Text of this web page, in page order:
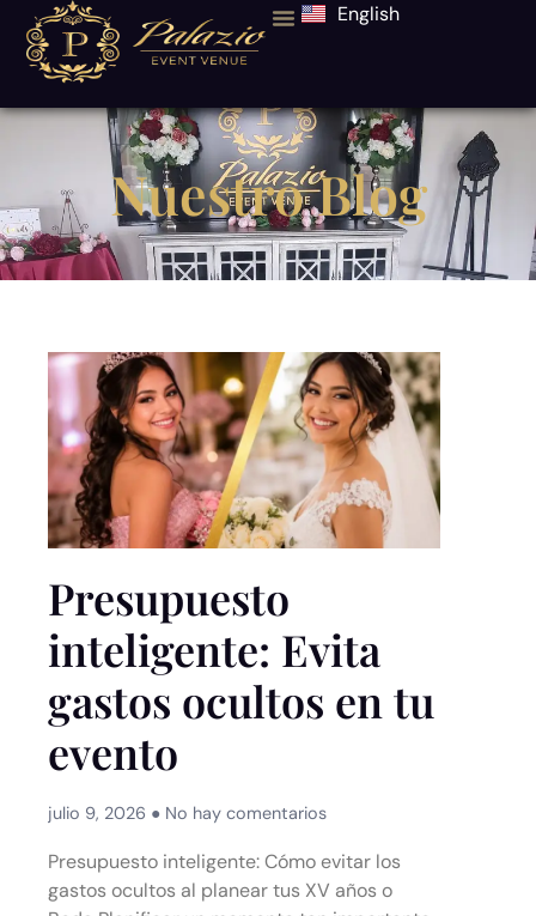
English
Nuestro Blog
Presupuesto
inteligente: Evita
gastos ocultos en tu
evento
julio 9, 2026 No hay comentarios
Presupuesto inteligente: Cómo evitar los
gastos ocultos al planear tus XV años o